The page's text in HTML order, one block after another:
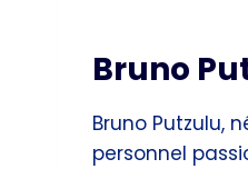
Bruno
Bruno Putzulu,
personnel